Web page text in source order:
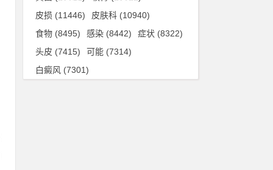
皮损 (11446) 皮肤科 (10940)
食物 (8495) 感染 (8442) 症状 (8322)
头皮 (7415) 可能 (7314)
白癜风 (7301)